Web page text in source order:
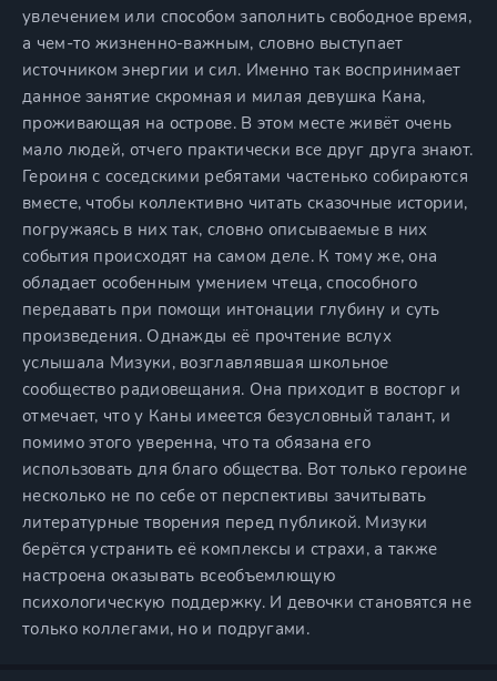
увлечением или способом заполнить свободное время,
а чем-то жизненно-важным, словно выступает
источником энергии и сил. Именно так воспринимает
данное занятие скромная и милая девушка Кана,
проживающая на острове. В этом месте живёт очень
мало людей, отчего практически все друг друга знают.
Героиня с соседскими ребятами частенько собираются
вместе, чтобы коллективно читать сказочные истории,
погружаясь в них так, словно описываемые в них
события происходят на самом деле. К тому же, она
обладает особенным умением чтеца, способного
передавать при помощи интонации глубину и суть
произведения. Однажды её прочтение вслух
услышала Мизуки, возглавлявшая школьное
сообщество радиовещания. Она приходит в восторг и
отмечает, что у Каны имеется безусловный талант, и
помимо этого уверенна, что та обязана его
использовать для благо общества. Вот только героине
несколько не по себе от перспективы зачитывать
литературные творения перед публикой. Мизуки
берётся устранить её комплексы и страхи, а также
настроена оказывать всеобъемлющую
психологическую поддержку. И девочки становятся не
только коллегами, но и подругами.